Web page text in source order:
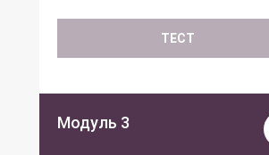
Модуль 3
ТЕСТ